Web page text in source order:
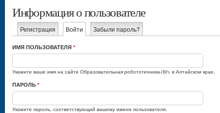
Информация о пользователе
Главные вкладки
Регистрация Войти (активная вкладка)
Забыли пароль?
ИМЯ ПОЛЬЗОВАТЕЛЯ *
Укажите ваше имя на сайте Образовательная робототехника<br> в Алтайском крае.
ПАРОЛЬ *
Укажите пароль, соответствующий вашему имени пользователя.